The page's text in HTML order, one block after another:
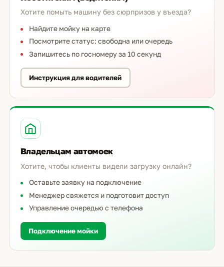
Хотите помыть машину без сюрпризов у въезда?
Найдите мойку на карте
Посмотрите статус: свободна или очередь
Запишитесь по госномеру за 10 секунд
Инструкция для водителей
Владельцам автомоек
Хотите, чтобы клиенты видели загрузку онлайн?
Оставьте заявку на подключение
Менеджер свяжется и подготовит доступ
Управление очередью с телефона
Подключение мойки